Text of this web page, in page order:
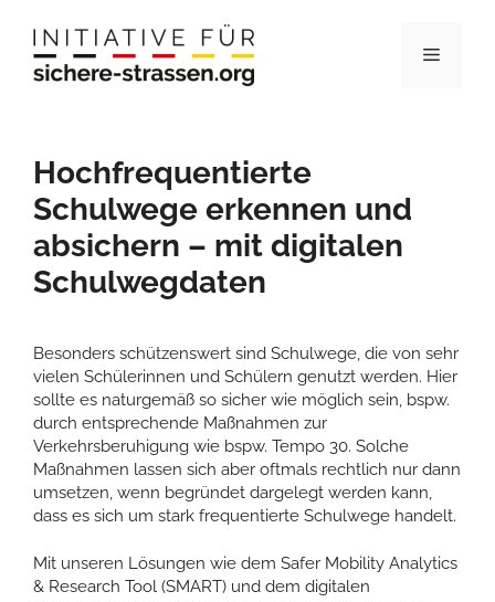
Inhalt
springen
Menü
Hochfrequentierte
Schulwege erkennen und
absichern – mit digitalen
Schulwegdaten
Besonders schützenswert sind Schulwege, die von sehr
vielen Schülerinnen und Schülern genutzt werden. Hier
sollte es naturgemäß so sicher wie möglich sein, bspw.
durch entsprechende Maßnahmen zur
Verkehrsberuhigung wie bspw. Tempo 30. Solche
Maßnahmen lassen sich aber oftmals rechtlich nur dann
umsetzen, wenn begründet dargelegt werden kann,
dass es sich um stark frequentierte Schulwege handelt.
Mit unseren Lösungen wie dem Safer Mobility Analytics
& Research Tool (SMART) und dem digitalen